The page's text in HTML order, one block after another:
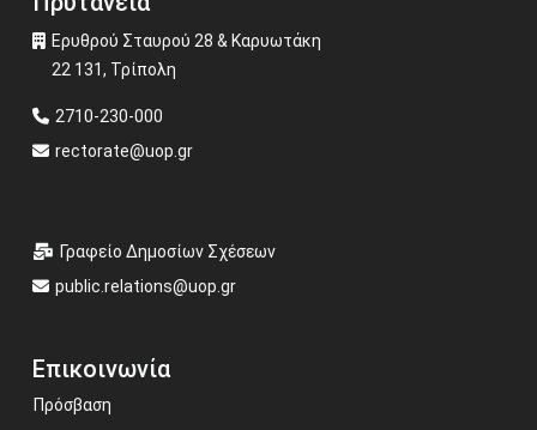
Ερυθρού Σταυρού 28 & Καρυωτάκη
22 131, Τρίπολη
2710-230-000
rectorate@uop.gr
Γραφείο Δημοσίων Σχέσεων
public.relations@uop.gr
Επικοινωνία
Πρόσβαση